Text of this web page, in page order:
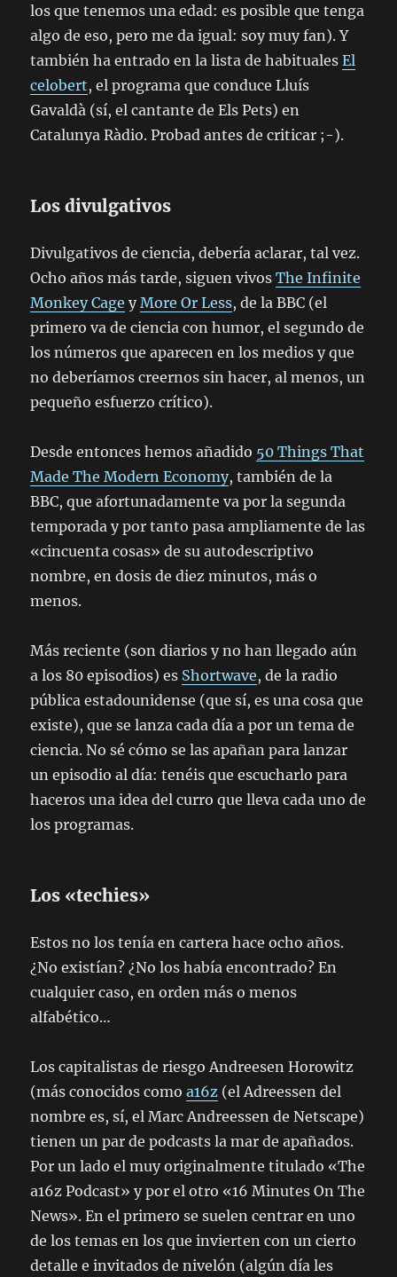
los que tenemos una edad: es posible que tenga
algo de eso, pero me da igual: soy muy fan). Y
también ha entrado en la lista de habitualesEl
celobert, el programa que conduce Lluís
Gavaldà (sí, el cantante de Els Pets) en
Catalunya Ràdio. Probad antes de criticar ;-).
Los divulgativos
Divulgativos de ciencia, debería aclarar, tal vez.
Ocho años más tarde, siguen vivosThe Infinite
Monkey Cage yMore Or Less, de la BBC (el
primero va de ciencia con humor, el segundo de
los números que aparecen en los medios y que
no deberíamos creernos sin hacer, al menos, un
pequeño esfuerzo crítico).
Desde entonces hemos añadido 50 Things That
Made The Modern Economy, también de la
BBC, que afortunadamente va por la segunda
temporada y por tanto pasa ampliamente de las
«cincuenta cosas» de su autodescriptivo
nombre, en dosis de diez minutos, más o
menos.
Más reciente (son diarios y no han llegado aún
a los 80 episodios) es Shortwave, de la radio
pública estadounidense (que sí, es una cosa que
existe), que se lanza cada día a por un tema de
ciencia. No sé cómo se las apañan para lanzar
un episodio al día: tenéis que escucharlo para
haceros una idea del curro que lleva cada uno de
los programas.
Los «techies»
Estos no los tenía en cartera hace ocho años.
¿No existían? ¿No los había encontrado? En
cualquier caso, en orden más o menos
alfabético…
Los capitalistas de riesgo Andreesen Horowitz
(más conocidos comoa16z (el Adreessen del
nombre es, sí, el Marc Andreessen de Netscape)
tienen un par de podcasts la mar de apañados.
Por un lado el muy originalmente titulado «The
a16z Podcast» y por el otro «16 Minutes On The
News». En el primero se suelen centrar en uno
de los temas en los que invierten con un cierto
detalle e invitados de nivelón (algún día les